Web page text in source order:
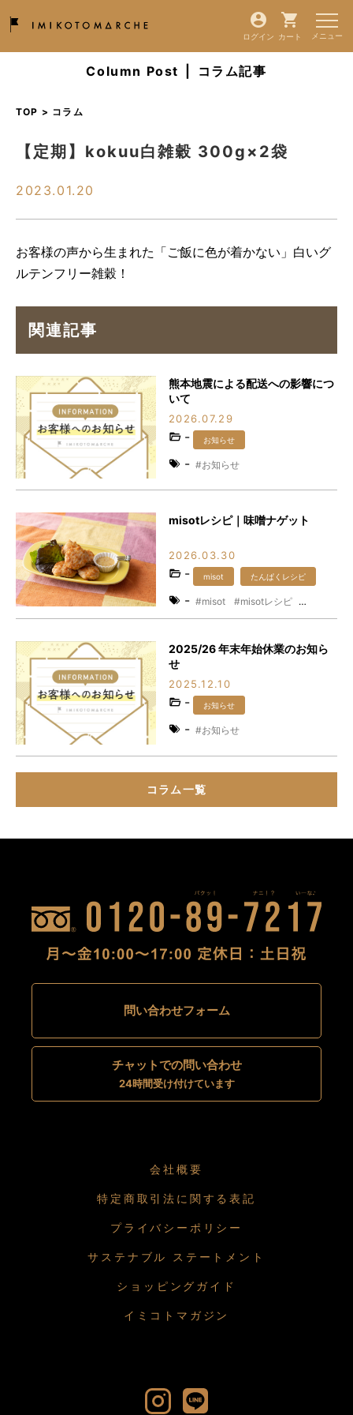
ログイン カート
Column Post コラム記事
TOP > コラム
【定期】kokuu白雑穀 300g×2袋
2023.01.20
お客様の声から生まれた「ご飯に色が着かない」白いグ
ルテンフリー雑穀！
関連記事
熊本地震による配送への影響につ
いて
2026.07.29
- お知らせ
- お知らせ
misotレシピ｜味噌ナゲット
2026.03.30
- misot たんぱくレシピ
- misot
misotレシピ
たんぱくレシピ
たんぱく質
発酵食品
2025/26 年末年始休業のお知ら
せ
2025.12.10
- お知らせ
- お知らせ
コラム一覧
会社概要
特定商取引法に関する表記
プライバシーポリシー
サステナブル ステートメント
ショッピングガイド
イミコトマガジン
問い合わせフォーム
チャットでの問い合わせ
24時間受け付けています